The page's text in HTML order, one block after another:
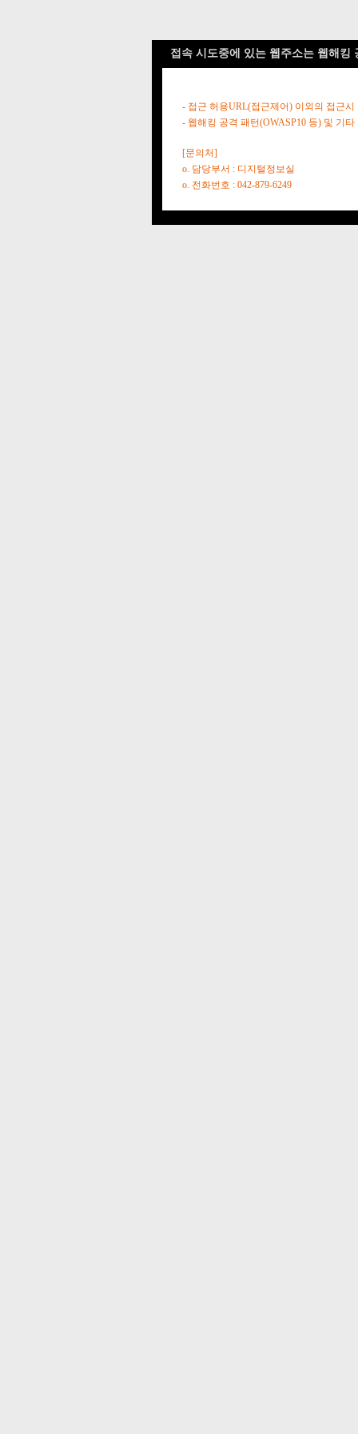
접속 시도중에 있는 웹주소는 웹해킹
- 접근 허용URL(접근제어) 이외의 접근시
- 웹해킹 공격 패턴(OWASP10 등) 및 기
[문의처]
o. 담당부서 : 디지털정보실
o. 전화번호 : 042-879-6249